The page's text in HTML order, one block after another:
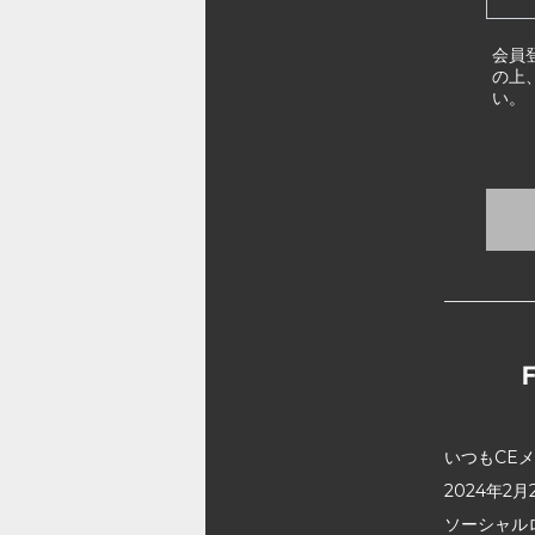
会員
の上
い。
いつもCE
2024年2月
ソーシャ